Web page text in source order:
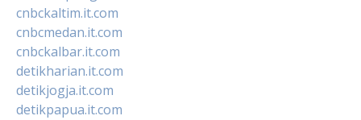
cnbckaltim.it.com
cnbcmedan.it.com
cnbckalbar.it.com
detikharian.it.com
detikjogja.it.com
detikpapua.it.com